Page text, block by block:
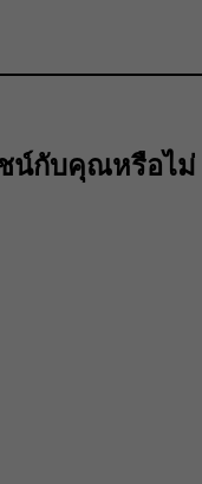
น์กับคุณหรือไม่